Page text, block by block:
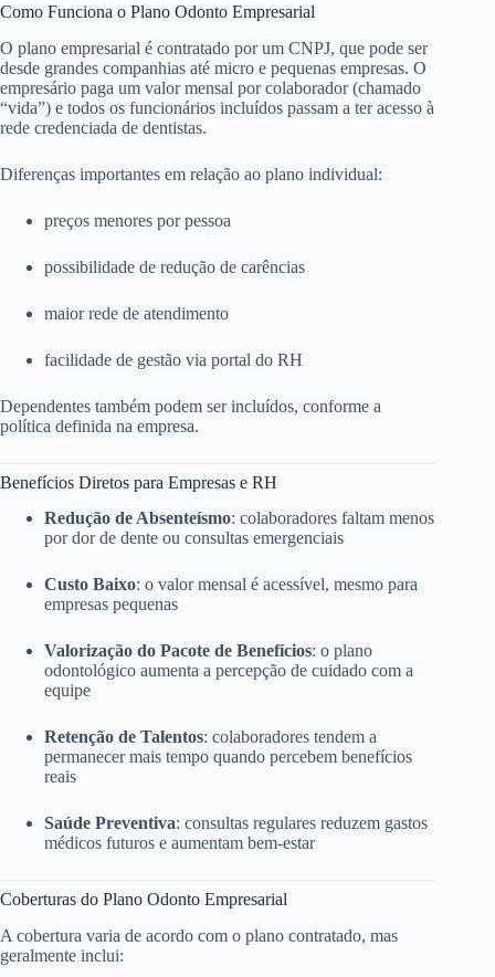
Como Funciona o Plano Odonto Empresarial
O plano empresarial é contratado por um CNPJ, que pode ser
desde grandes companhias até micro e pequenas empresas. O
empresário paga um valor mensal por colaborador (chamado
“vida”) e todos os funcionários incluídos passam a ter acesso à
rede credenciada de dentistas.
Diferenças importantes em relação ao plano individual:
preços menores por pessoa
possibilidade de redução de carências
maior rede de atendimento
facilidade de gestão via portal do RH
Dependentes também podem ser incluídos, conforme a
política definida na empresa.
Benefícios Diretos para Empresas e RH
Redução de Absenteísmo: colaboradores faltam menos
por dor de dente ou consultas emergenciais
Custo Baixo: o valor mensal é acessível, mesmo para
empresas pequenas
Valorização do Pacote de Benefícios: o plano
odontológico aumenta a percepção de cuidado com a
equipe
Retenção de Talentos: colaboradores tendem a
permanecer mais tempo quando percebem benefícios
reais
Saúde Preventiva: consultas regulares reduzem gastos
médicos futuros e aumentam bem-estar
Coberturas do Plano Odonto Empresarial
A cobertura varia de acordo com o plano contratado, mas
geralmente inclui: